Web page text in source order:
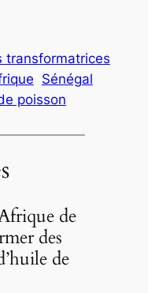
transformatrices
Sénégal
poisson
de
des
de